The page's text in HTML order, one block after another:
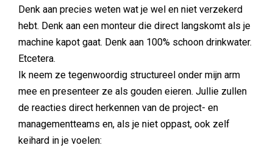
Denk aan precies weten wat je wel en niet verzekerd
hebt. Denk aan een monteur die direct langskomt als je
machine kapot gaat. Denk aan 100% schoon drinkwater.
Etcetera.
Ik neem ze tegenwoordig structureel onder mijn arm
mee en presenteer ze als gouden eieren. Jullie zullen
de reacties direct herkennen van de project- en
managementteams en, als je niet oppast, ook zelf
keihard in je voelen: